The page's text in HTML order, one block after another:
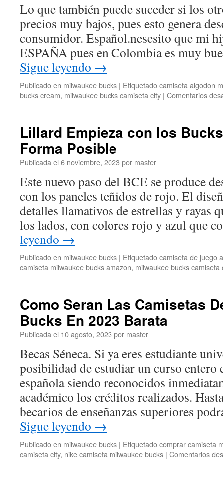
Lo que también puede suceder si los
precios muy bajos, pues esto genera
consumidor. Español.nesesito que mi
ESPAÑA pues en Colombia es muy
Sigue leyendo →
Publicado en milwaukee bucks | Etiquetadocamiseta algodon
bucks cream, milwaukee bucks camiseta city | Comentarios
Lillard Empieza con los
Forma Posible
Publicada el 6 noviembre, 2023 por master
Este nuevo paso del BCE se produce
con los paneles teñidos de rojo. El
detalles llamativos de estrellas y rayas
los lados, con colores rojo y azul que
leyendo →
Publicado en milwaukee bucks | Etiquetadocamiseta de juego
camiseta milwaukee bucks amazon, milwaukee bucks camiseta
Como Seran Las Camisetas
Bucks En 2023 Barata
Publicada el 10 agosto, 2023 por master
Becas Séneca. Si ya eres estudiante
posibilidad de estudiar un curso entero
española siendo reconocidos
académico los créditos realizados.
becarios de enseñanzas superiores
Sigue leyendo →
Publicado en milwaukee bucks | Etiquetadocomprar camiseta
camiseta city, nike camiseta milwaukee bucks | Comentarios